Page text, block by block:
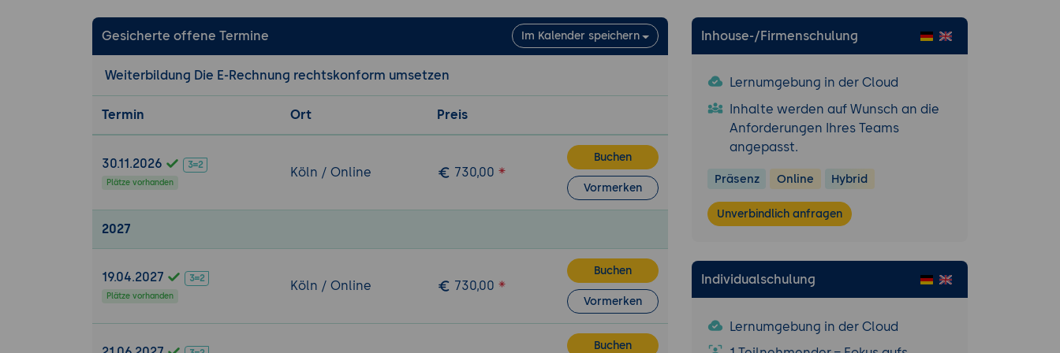
Gesicherte offene Termine Im Kalender speichern
Weiterbildung Die E-Rechnung rechtskonform umsetzen
Termin Ort Preis
30.11.2026
Plätze vorhanden
Köln / Online 730,00
Buchen
Vormerken
2027
19.04.2027
Plätze vorhanden
Köln / Online 730,00
Buchen
Vormerken
Buchen
Inhouse-/Firmenschulung
Lernumgebung in der Cloud
Inhalte werden auf Wunsch an die
Anforderungen Ihres Teams
angepasst.
Präsenz Online Hybrid
Unverbindlich anfragen
Individualschulung
Lernumgebung in der Cloud